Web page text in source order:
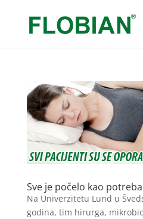
Sve je počelo kao
Na Univerzitetu Lund u
godina, tim hirurga,